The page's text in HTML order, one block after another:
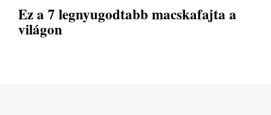
Ez a 7 legnyugodtabb macskafajta a
világon